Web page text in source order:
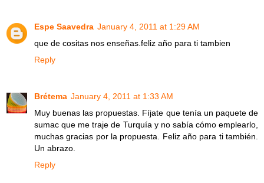
Espe Saavedra January 4, 2011 at 1:29 AM
que de cositas nos enseñas.feliz año para ti tambien
Reply
Brétema January 4, 2011 at 1:33 AM
Muy buenas las propuestas. Fíjate que tenía un paquete de
sumac que me traje de Turquía y no sabía cómo emplearlo,
muchas gracias por la propuesta. Feliz año para ti también.
Un abrazo.
Reply